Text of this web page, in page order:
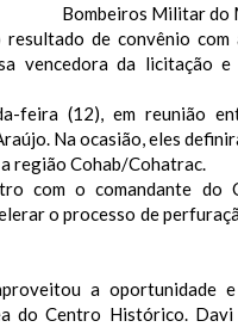
Bombeiros Militar do
resultado de convênio
vencedora da licitação
feira (12), em reunião
Na ocasião, eles
região Cohab/Cohatrac.
com o comandante do
o processo de
a oportunidade
do Centro Histórico.